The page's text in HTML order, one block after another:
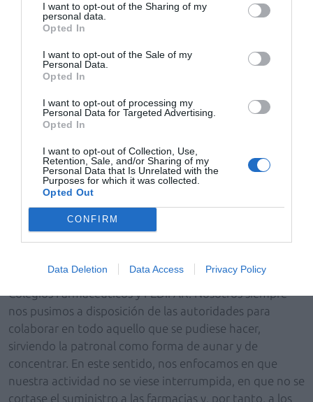
I want to opt-out of the Sharing of my
personal data.
Opted In
I want to opt-out of the Sale of my
Personal Data.
Opted In
I want to opt-out of processing my
Personal Data for Targeted Advertising.
Opted In
I want to opt-out of Collection, Use,
Retention, Sale, and/or Sharing of my
Personal Data that Is Unrelated with the
Purposes for which it was collected.
Opted Out
CONFIRM
Data Deletion Data Access Privacy Policy
escasez sea la que haga ese suministro responsable del
producto escaso.
—¿Qué pasa cuando hay una alerta sanitaria? ¿Cómo
se coordina la distribución?
—La distribución siempre ha mostrado su disposición a
colaborar con las autoridades sanitarias. Si se trata de
Filomena o la Dana, se trabaja con las autoridades
autonómicas y los mayoristas que operan en esas
comunidades, ofreciéndonos a coordinar diferentes
acciones. En alertas a nivel nacional, como sucedió
durante la pandemia de la COVID, semanalmente
manteníamos reuniones con la Agencia Española de
patronales de la industria, el Consejo General de
Colegios Farmacéuticos y FEDIFAR. Nosotros siempre
nos pusimos a disposición de las autoridades para
colaborar en todo aquello que se pudiese hacer,
sirviendo la patronal como forma de aunar y de
concentrar. En este sentido, nos enfocamos en que
nuestra actividad no se viese interrumpida, en que no se
cortase el suministro a las farmacias y, por tanto, a los